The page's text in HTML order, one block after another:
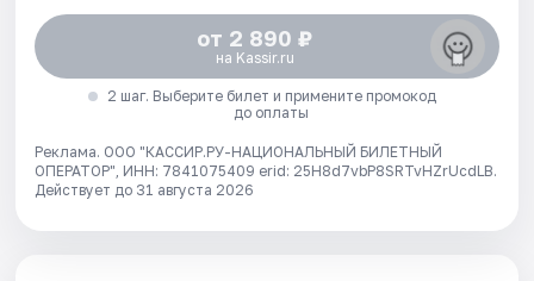
от 2 890 ₽
на Kassir.ru
2 шаг. Выберите билет и примените промокод
до оплаты
Реклама. ООО "КАССИР.РУ-НАЦИОНАЛЬНЫЙ БИЛЕТНЫЙ
ОПЕРАТОР", ИНН: 7841075409 erid: 25H8d7vbP8SRTvHZrUcdLB.
Действует до 31 августа 2026